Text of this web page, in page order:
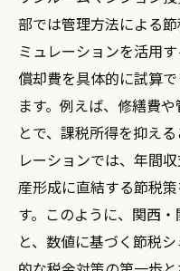
部では管理方法による
ミュレーションを活用
償却費を具体的に試算
ます。例えば、修繕費
とで、課税所得を抑え
レーションでは、年間
産形成に直結する節税
す。このように、関西
と、数値に基づく節税